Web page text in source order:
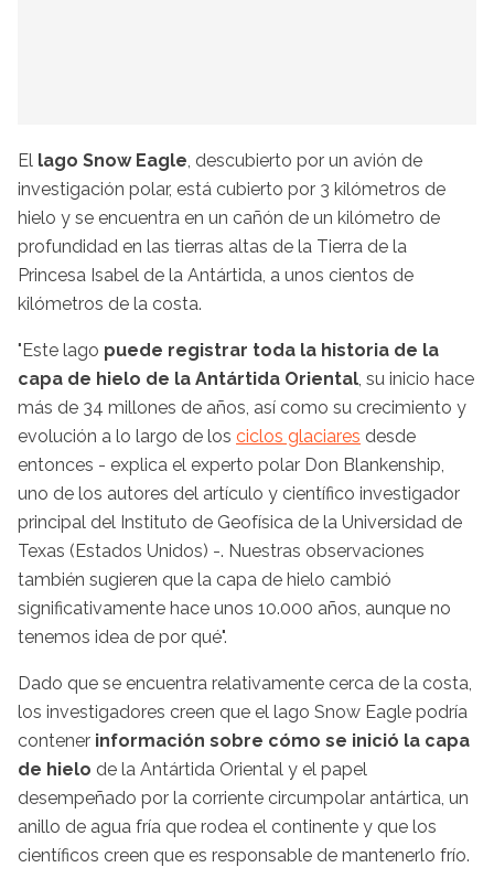
El lago Snow Eagle, descubierto por un avión de
investigación polar, está cubierto por 3 kilómetros de
hielo y se encuentra en un cañón de un kilómetro de
profundidad en las tierras altas de la Tierra de la
Princesa Isabel de la Antártida, a unos cientos de
kilómetros de la costa.
"Este lago puede registrar toda la historia de la
capa de hielo de la Antártida Oriental, su inicio hace
más de 34 millones de años, así como su crecimiento y
evolución a lo largo de los ciclos glaciares desde
entonces - explica el experto polar Don Blankenship,
uno de los autores del artículo y científico investigador
principal del Instituto de Geofísica de la Universidad de
Texas (Estados Unidos) -. Nuestras observaciones
también sugieren que la capa de hielo cambió
significativamente hace unos 10.000 años, aunque no
tenemos idea de por qué".
Dado que se encuentra relativamente cerca de la costa,
los investigadores creen que el lago Snow Eagle podría
contener información sobre cómo se inició la capa
de hielo de la Antártida Oriental y el papel
desempeñado por la corriente circumpolar antártica, un
anillo de agua fría que rodea el continente y que los
científicos creen que es responsable de mantenerlo frío.